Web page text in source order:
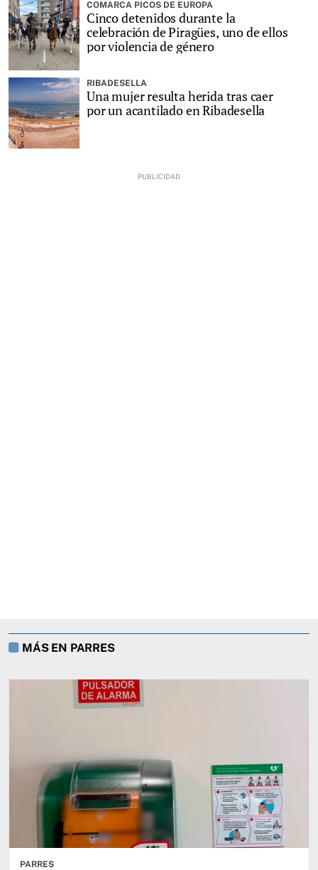
COMARCA PICOS DE EUROPA
Cinco detenidos durante la
celebración de Piragües, uno de ellos
por violencia de género
RIBADESELLA
Una mujer resulta herida tras caer
por un acantilado en Ribadesella
MÁS EN PARRES
PARRES